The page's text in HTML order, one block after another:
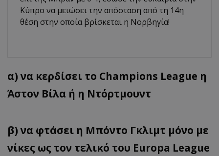
Κύπρο να μειώσει την απόσταση από τη 14η
θέση στην οποία βρίσκεται η Νορβηγία!
α) να κερδίσει το Champions League η
Άστον Βίλα ή η Ντόρτμουντ
β) να φτάσει η Μπόντο Γκλιμτ μόνο με
νίκες ως τον τελικό του Europa League